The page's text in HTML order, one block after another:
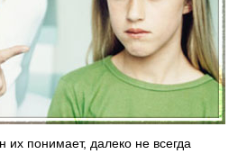
понимает, далеко не всегда